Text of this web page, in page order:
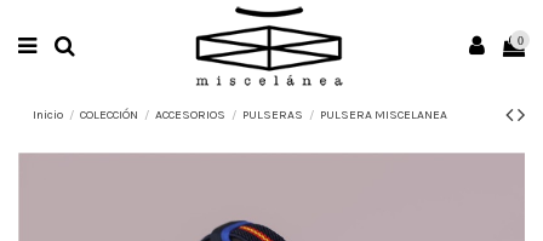
0
Inicio COLECCIÓN ACCESORIOS PULSERAS PULSERA MISCELANEA